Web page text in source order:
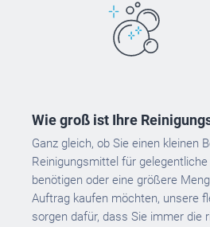
Wie groß ist Ihre
Ganz gleich, ob Sie einen kleinen
Reinigungsmittel für
benötigen oder eine größere
Auftrag kaufen möchten, unsere
sorgen dafür, dass Sie immer die